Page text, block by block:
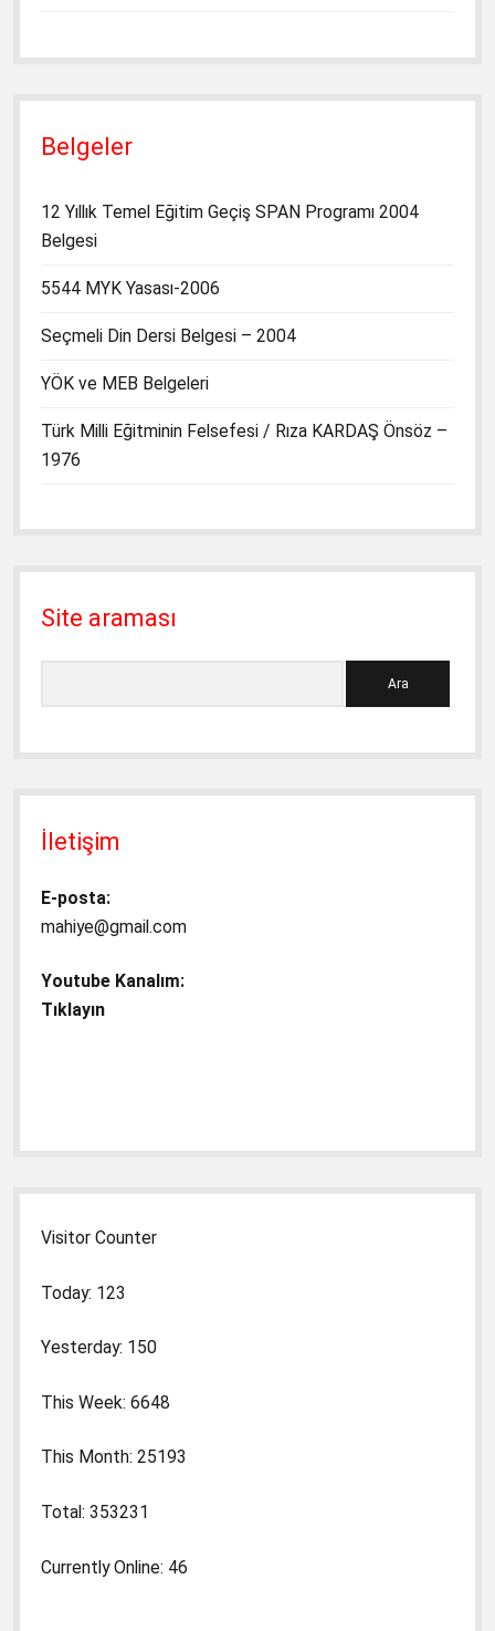
Belgeler
12 Yıllık Temel Eğitim Geçiş SPAN Programı 2004
Belgesi
5544 MYK Yasası-2006
Seçmeli Din Dersi Belgesi – 2004
YÖK ve MEB Belgeleri
Türk Milli Eğitminin Felsefesi / Rıza KARDAŞ Önsöz –
1976
Site araması
İletişim
E-posta:
mahiye@gmail.com
Youtube Kanalım:
Tıklayın
Visitor Counter
Today: 123
Yesterday: 150
This Week: 6648
This Month: 25193
Total: 353231
Currently Online: 46